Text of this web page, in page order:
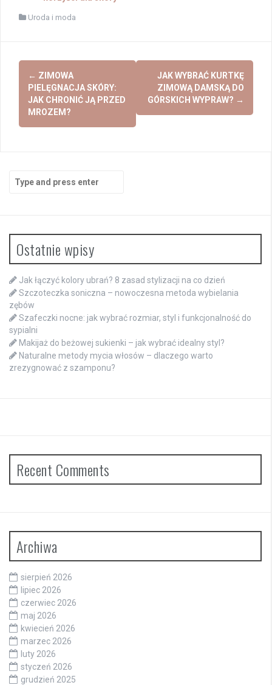
Uroda i moda
Post
navigation
← ZIMOWA
PIELĘGNACJA SKÓRY:
JAK CHRONIĆ JĄ PRZED
MROZEM?
JAK WYBRAĆ KURTKĘ
ZIMOWĄ DAMSKĄ DO
GÓRSKICH WYPRAW? →
for:
Ostatnie wpisy
Jak łączyć kolory ubrań? 8 zasad stylizacji na co dzień
Szczoteczka soniczna – nowoczesna metoda wybielania
zębów
Szafeczki nocne: jak wybrać rozmiar, styl i funkcjonalność do
sypialni
Makijaż do beżowej sukienki – jak wybrać idealny styl?
Naturalne metody mycia włosów – dlaczego warto
zrezygnować z szamponu?
Recent Comments
Archiwa
sierpień 2026
lipiec 2026
czerwiec 2026
maj 2026
kwiecień 2026
marzec 2026
luty 2026
styczeń 2026
grudzień 2025